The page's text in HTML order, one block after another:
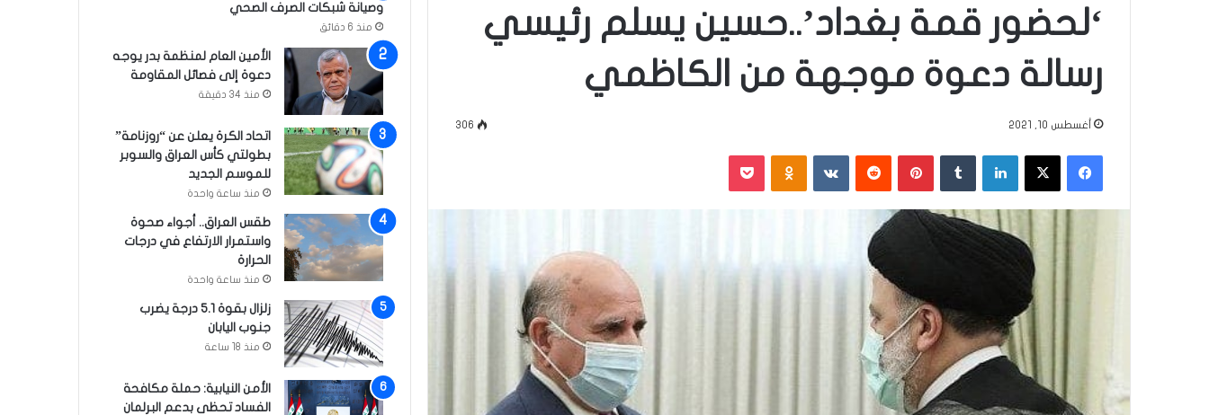
‘لحضور قمة بغداد’..حسين يسلم رئيسي
رسالة دعوة موجهة من الكاظمي
أغسطس 10, 2021 306
فيسبوك ‫X لينكدإن بينتيريست ‏VKontakte
وصيانة شبكات الصرف الصحي
منذ 6 دقائق
الأمين العام لمنظمة بدر يوجه
دعوة إلى فصائل المقاومة
منذ 34 دقيقة
اتحاد الكرة يعلن عن “روزنامة”
بطولتي كأس العراق والسوبر
للموسم الجديد
منذ ساعة واحدة
طقس العراق.. أجواء صحوة
واستمرار الارتفاع في درجات
الحرارة
منذ ساعة واحدة
زلزال بقوة 5.1 درجة يضرب
جنوب اليابان
منذ 18 ساعة
الأمن النيابية: حملة مكافحة
الفساد تحظى بدعم البرلمان